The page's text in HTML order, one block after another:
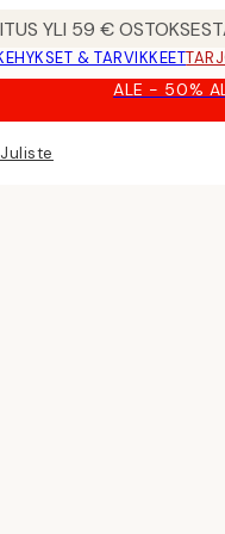
YLI 59 €
& TARVIKKEET
ALE - 50%